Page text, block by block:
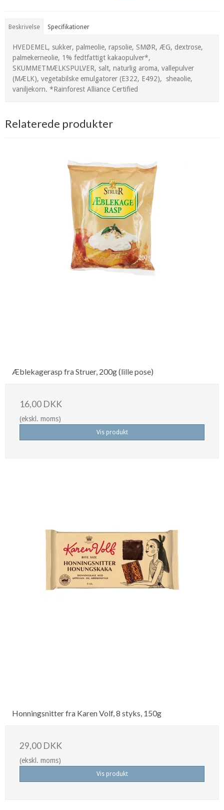
Beskrivelse Specifikationer
HVEDEMEL, sukker, palmeolie, rapsolie, SMØR, ÆG, dextrose,
palmekerneolie, 1% fedtfattigt kakaopulver*,
SKUMMETMÆLKSPULVER, salt, naturlig aroma, vallepulver
(MÆLK), vegetabilske emulgatorer (E322, E492), sheaolie,
vaniljekorn. *Rainforest Alliance Certified
Relaterede produkter
Æblekagerasp fra Struer, 200g (lille pose)
16,00 DKK
(ekskl. moms)
Vis produkt
Honningsnitter fra Karen Volf, 8 styks, 150g
29,00 DKK
(ekskl. moms)
Vis produkt